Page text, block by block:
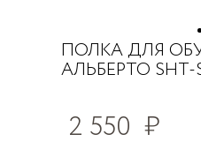
ПОЛКА ДЛЯ
АЛЬБЕРТО SHT-
2 550 ₽